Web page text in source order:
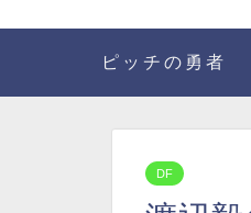
ピッチの勇者
DF